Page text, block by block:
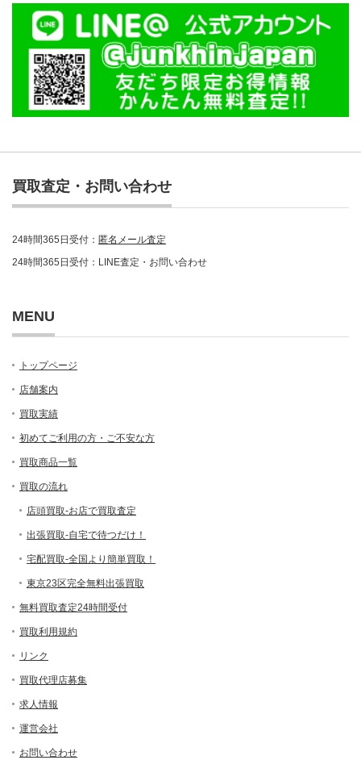
買取査定・お問い合わせ
24時間365日受付： 匿名メール査定
24時間365日受付：LINE査定・お問い合わせ
MENU
トップページ
店舗案内
買取実績
初めてご利用の方・ご不安な方
買取商品一覧
買取の流れ
店頭買取-お店で買取査定
出張買取-自宅で待つだけ！
宅配買取-全国より簡単買取！
東京23区完全無料出張買取
無料買取査定24時間受付
買取利用規約
リンク
買取代理店募集
求人情報
運営会社
お問い合わせ